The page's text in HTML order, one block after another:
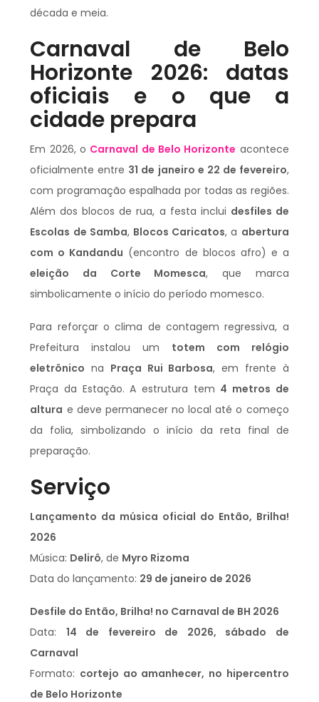
década e meia.
Carnaval de Belo
Horizonte 2026: datas
oficiais e o que a
cidade prepara
Em 2026, o Carnaval de Belo Horizonte acontece
oficialmente entre 31 de janeiro e 22 de fevereiro,
com programação espalhada por todas as regiões.
Além dos blocos de rua, a festa inclui desfiles de
Escolas de Samba, Blocos Caricatos, a abertura
com o Kandandu (encontro de blocos afro) e a
eleição da Corte Momesca, que marca
simbolicamente o início do período momesco.
Para reforçar o clima de contagem regressiva, a
Prefeitura instalou um totem com relógio
eletrônico na Praça Rui Barbosa, em frente à
Praça da Estação. A estrutura tem 4 metros de
altura e deve permanecer no local até o começo
da folia, simbolizando o início da reta final de
preparação.
Serviço
Lançamento da música oficial do Então, Brilha!
2026
Música: Delirô, de Myro Rizoma
Data do lançamento: 29 de janeiro de 2026
Desfile do Então, Brilha! no Carnaval de BH 2026
Data: 14 de fevereiro de 2026, sábado de
Carnaval
Formato: cortejo ao amanhecer, no hipercentro
de Belo Horizonte